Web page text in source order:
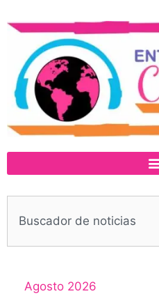
Agosto 2026